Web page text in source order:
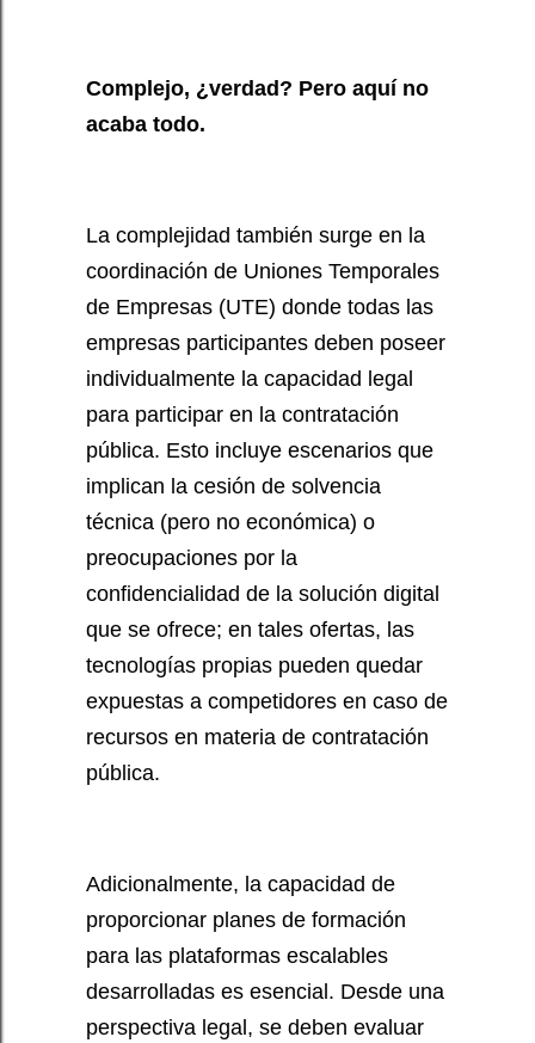
Complejo, ¿verdad? Pero aquí no
acaba todo.
La complejidad también surge en la
coordinación de Uniones Temporales
de Empresas (UTE) donde todas las
empresas participantes deben poseer
individualmente la capacidad legal
para participar en la contratación
pública. Esto incluye escenarios que
implican la cesión de solvencia
técnica (pero no económica) o
preocupaciones por la
confidencialidad de la solución digital
que se ofrece; en tales ofertas, las
tecnologías propias pueden quedar
expuestas a competidores en caso de
recursos en materia de contratación
pública.
Adicionalmente, la capacidad de
proporcionar planes de formación
para las plataformas escalables
desarrolladas es esencial. Desde una
perspectiva legal, se deben evaluar